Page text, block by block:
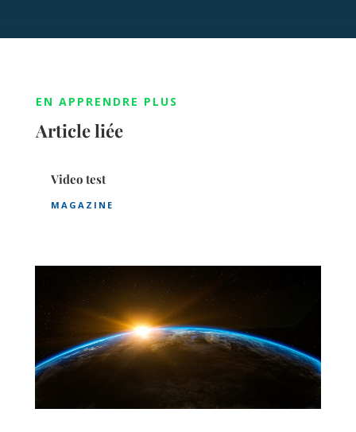
EN APPRENDRE PLUS
Article liée
Video test
MAGAZINE